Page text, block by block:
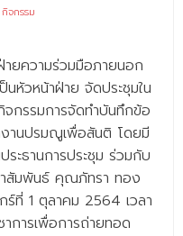
กิจกรรม
ายความร่วมมือภายนอก
หัวหน้าฝ่าย จัดประชุมใน
กรรมการจัดทำบันทึกข้อ
านปรมณูเพื่อสันติ โดยมี
ะธานการประชุม ร่วมกับ
สัมพันธ์ คุณภัทรา ทอง
ที่ 1 ตุลาคม 2564 เวลา
การเพื่อการถ่ายทอด